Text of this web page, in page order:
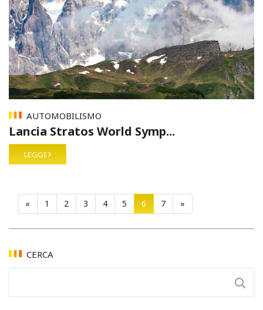
AUTOMOBILISMO
Lancia Stratos World Symp...
LEGGI
« 1 2 3 4 5 6 7 »
CERCA